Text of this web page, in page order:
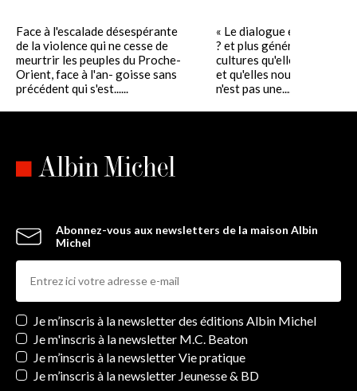
Face à l'escalade désespérante
de la violence qui ne cesse de
meurtrir les peuples du Proche-
Orient, face à l'an- goisse sans
précédent qui s'est......
« Le dialogue entre les
? et plus généralement
cultures qu'elles ont
et qu'elles nourrissent
n'est pas une......
Abonnez-vous aux newsletters de la maison Albin
Michel
Newsletters
Je m’inscris à la newsletter des éditions Albin Michel
Je m'inscris à la newsletter M.C. Beaton
Je m’inscris à la newsletter Vie pratique
Je m’inscris à la newsletter Jeunesse & BD